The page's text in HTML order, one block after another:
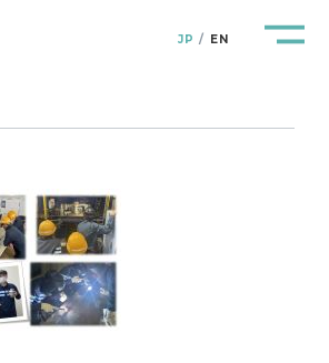
JP EN
Pipeline Resilience Lab.